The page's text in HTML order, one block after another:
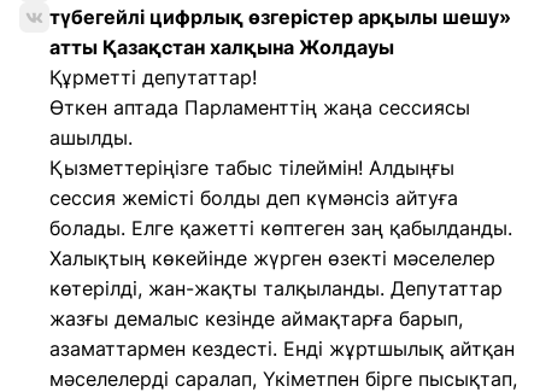
түбегейлі цифрлық өзгерістер арқылы шешу»
атты Қазақстан халқына Жолдауы
Құрметті депутаттар!
Өткен аптада Парламенттің жаңа сессиясы
ашылды.
Қызметтеріңізге табыс тілеймін! Алдыңғы
сессия жемісті болды деп күмәнсіз айтуға
болады. Елге қажетті көптеген заң қабылданды.
Халықтың көкейінде жүрген өзекті мәселелер
көтерілді, жан-жақты талқыланды. Депутаттар
жазғы демалыс кезінде аймақтарға барып,
азаматтармен кездесті. Енді жұртшылық айтқан
мәселелерді саралап, Үкіметпен бірге пысықтап,